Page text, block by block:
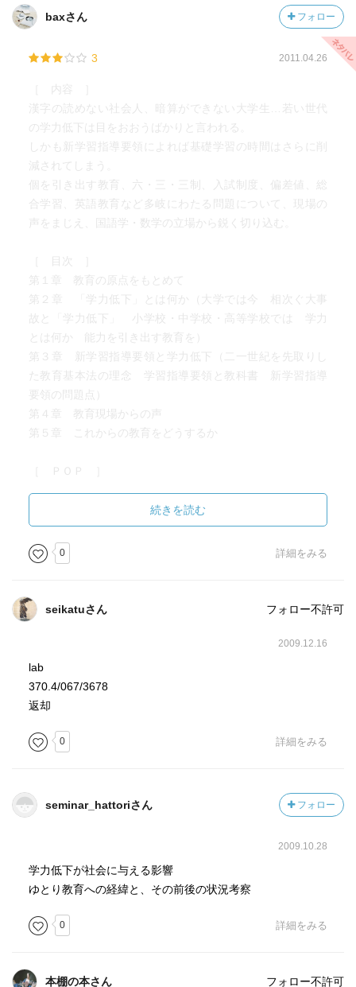
baxさん フォロー
3 2011.04.26
［ 内容 ］
漢字の読めない社会人、暗算ができない大学生…若い世代
の学力低下は目をおおうばかりと言われる。
しかも新学習指導要領によれば基礎学習の時間はさらに削
減されてしまう。
個を引き出す教育、六・三・三制、入試制度、偏差値、総
合学習、英語教育など多岐にわたる問題について、現場の
声をまじえ、国語学・数学の立場から鋭く切り込む。
［ 目次 ］
第１章 教育の原点をもとめて
第２章 「学力低下」とは何か（大学では今 相次ぐ大事
故と「学力低下」 小学校・中学校・高等学校では 学力
とは何か 能力を引き出す教育を）
第３章 新学習指導要領と学力低下（二一世紀を先取りし
た教育基本法の理念 学習指導要領と教科書 新学習指導
要領の問題点）
第４章 教育現場からの声
第５章 これからの教育をどうするか
［ ＰＯＰ ］
［ おすすめ度 ］
☆☆☆☆☆☆☆ おすすめ度
☆☆☆☆☆☆☆ ストーリー
☆☆☆☆☆☆☆ メッセージ性
☆☆☆☆☆☆☆ 読後の個人的な満足度
共感度（空振り三振・一部・参った！）
読書の速度（時間がかかった・普通・一気に読んだ）
［ 関連図書 ］
［ 参考となる書評 ］
続きを読む
0 詳細をみる
seikatuさん フォロー不許可
2009.12.16
lab
370.4/067/3678
返却
0 詳細をみる
seminar_hattoriさん フォロー
2009.10.28
学力低下が社会に与える影響
ゆとり教育への経緯と、その前後の状況考察
0 詳細をみる
本棚の本さん フォロー不許可